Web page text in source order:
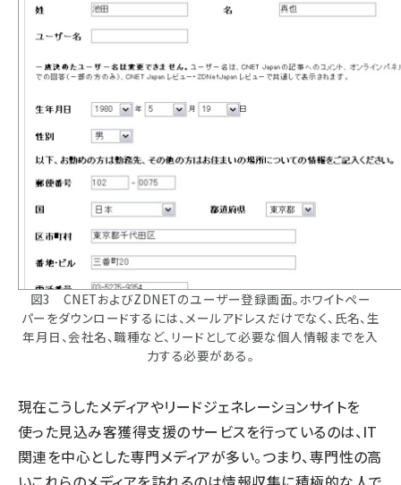
図3 CNETおよびZDNETのユーザー登録画面。ホワイトペー
パーをダウンロードするには、メールアドレスだけでなく、氏名、生
年月日、会社名、職種など、リードとして必要な個人情報までを入
力する必要がある。
現在こうしたメディアやリードジェネレーションサイトを
使った見込み客獲得支援のサービスを行っているのは、IT
関連を中心とした専門メディアが多い。つまり、専門性の高